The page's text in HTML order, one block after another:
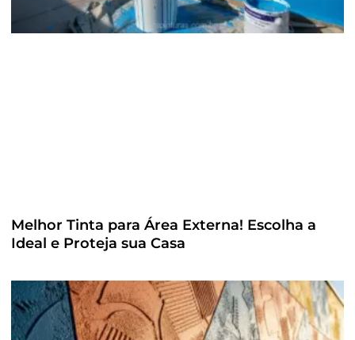
Melhor Tinta para Área Externa! Escolha a
Ideal e Proteja sua Casa